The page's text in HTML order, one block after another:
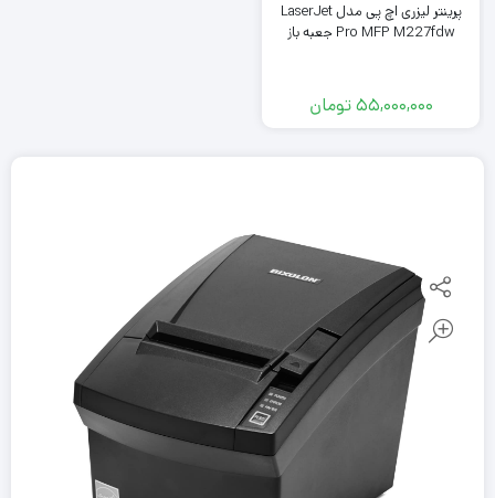
پرینتر لیزری اچ پی مدل LaserJet
Pro MFP M227fdw جعبه باز
55,000,000تومان